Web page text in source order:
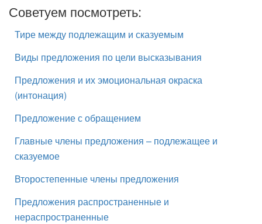
Советуем посмотреть:
Тире между подлежащим и сказуемым
Виды предложения по цели высказывания
Предложения и их эмоциональная окраска
(интонация)
Предложение с обращением
Главные члены предложения – подлежащее и
сказуемое
Второстепенные члены предложения
Предложения распространенные и
нераспространенные